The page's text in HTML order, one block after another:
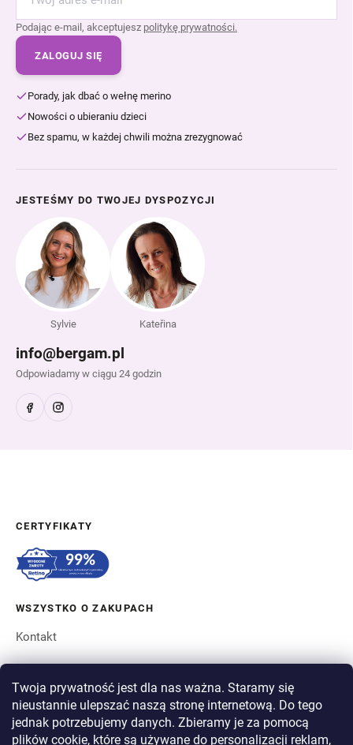
Twoja prywatność jest dla nas ważna. Staramy się
nieustannie ulepszać naszą stronę internetową. Do tego
jednak potrzebujemy danych. Zbieramy je za pomocą
plików cookie, które są używane do personalizacji reklam,
Podając e-mail, akceptujesz politykę prywatności.
ZALOGUJ SIĘ
Porady, jak dbać o wełnę merino
Nowości o ubieraniu dzieci
Bez spamu, w każdej chwili można zrezygnować
JESTEŚMY DO TWOJEJ DYSPOZYCJI
Sylvie Kateřina
info@bergam.pl
Odpowiadamy w ciągu 24 godzin
CERTYFIKATY
WSZYSTKO O ZAKUPACH
Kontakt
O BERGAM